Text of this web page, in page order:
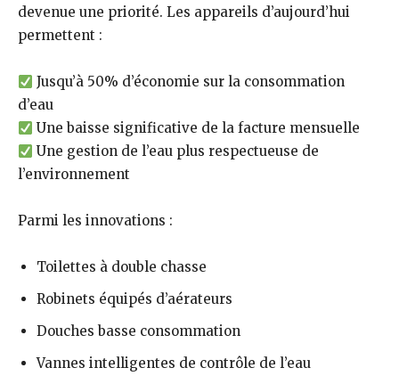
devenue une priorité. Les appareils d’aujourd’hui
permettent :
Jusqu’à 50% d’économie sur la consommation
d’eau
Une baisse significative de la facture mensuelle
Une gestion de l’eau plus respectueuse de
l’environnement
Parmi les innovations :
Toilettes à double chasse
Robinets équipés d’aérateurs
Douches basse consommation
Vannes intelligentes de contrôle de l’eau